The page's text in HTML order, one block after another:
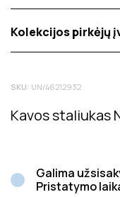
Kolekcijos pirkėjų
produktą, gali palikti
įvertinimas rodo
Atsiliepimai prieš
SKU: UN/46212932
Kavos staliukas
Galima
Pristatymo